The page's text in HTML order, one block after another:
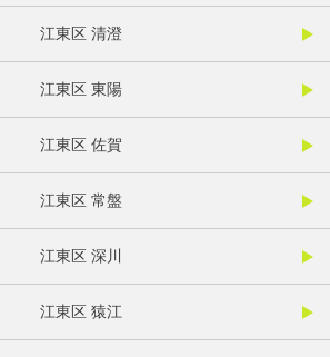
江東区 清澄
江東区 東陽
江東区 佐賀
江東区 常盤
江東区 深川
江東区 猿江